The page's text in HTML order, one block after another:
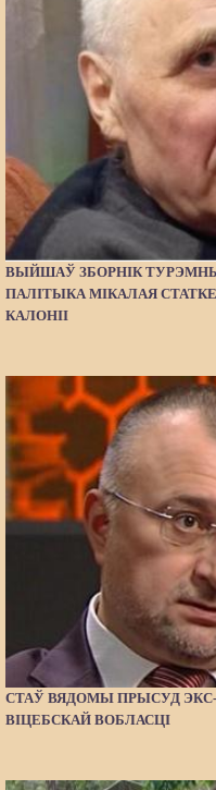
ВЫЙШАЎ ЗБОРНІК
ПАЛІТЫКА МІКАЛАЯ
КАЛОНІІ
СТАЎ ВЯДОМЫ ПРЫСУД
ВІЦЕБСКАЙ ВОБЛАСЦІ